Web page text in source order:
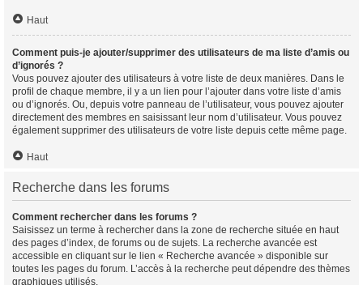
Haut
Comment puis-je ajouter/supprimer des utilisateurs de ma liste d’amis ou
d’ignorés ?
Vous pouvez ajouter des utilisateurs à votre liste de deux manières. Dans le
profil de chaque membre, il y a un lien pour l’ajouter dans votre liste d’amis
ou d’ignorés. Ou, depuis votre panneau de l’utilisateur, vous pouvez ajouter
directement des membres en saisissant leur nom d’utilisateur. Vous pouvez
également supprimer des utilisateurs de votre liste depuis cette même page.
Haut
Recherche dans les forums
Comment rechercher dans les forums ?
Saisissez un terme à rechercher dans la zone de recherche située en haut
des pages d’index, de forums ou de sujets. La recherche avancée est
accessible en cliquant sur le lien « Recherche avancée » disponible sur
toutes les pages du forum. L’accès à la recherche peut dépendre des thèmes
graphiques utilisés.